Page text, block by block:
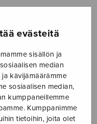
evästeitä
sisällön ja
median
kävijämäärämme
sosiaalisen median,
kumppaneillemme
Kumppanimme
tietoihin, joita olet